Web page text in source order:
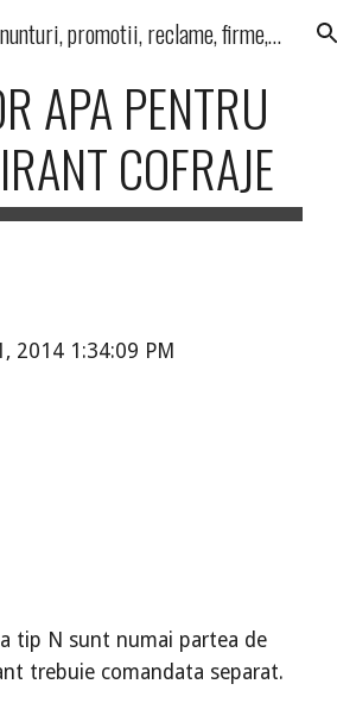
Skip to navigation
Preturi, oferte, anunturi, promotii, reclame, firme, produse, servicii
APA PENTRU
COFRAJE
2014 1:34:09 PM
tip N sunt numai partea de
trebuie comandata separat.